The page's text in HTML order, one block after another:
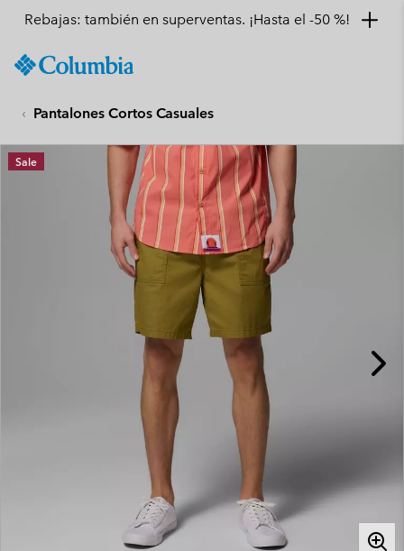
TO
SKIP
MAIN
NAV
Rebajas: también en superventas. ¡Hasta el -50 %!
Pantalones Cortos Casuales
Sale